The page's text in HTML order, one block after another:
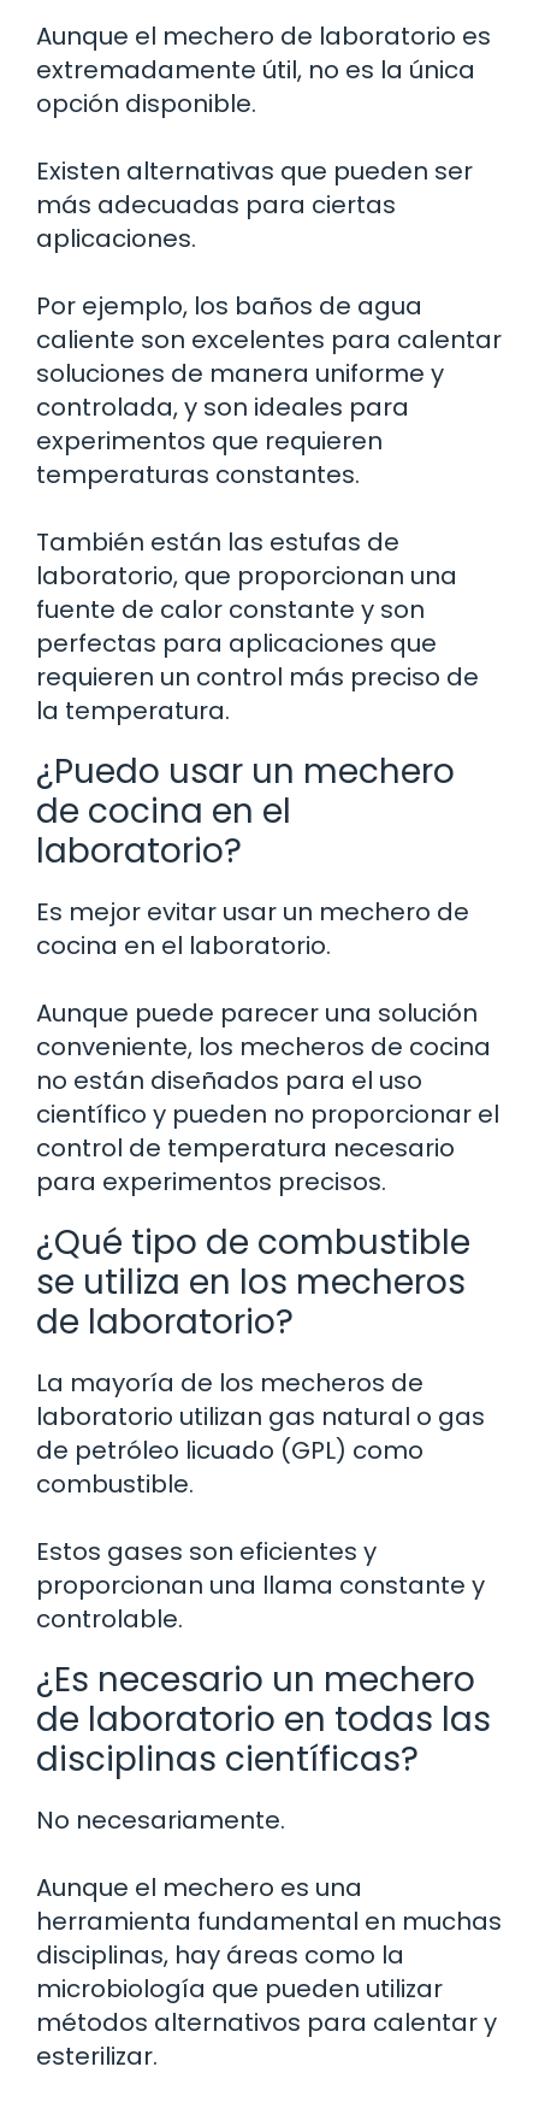
Aunque el mechero de laboratorio es
extremadamente útil, no es la única
opción disponible.
Existen alternativas que pueden ser
más adecuadas para ciertas
aplicaciones.
Por ejemplo, los baños de agua
caliente son excelentes para calentar
soluciones de manera uniforme y
controlada, y son ideales para
experimentos que requieren
temperaturas constantes.
También están las estufas de
laboratorio, que proporcionan una
fuente de calor constante y son
perfectas para aplicaciones que
requieren un control más preciso de
la temperatura.
¿Puedo usar un mechero
de cocina en el
laboratorio?
Es mejor evitar usar un mechero de
cocina en el laboratorio.
Aunque puede parecer una solución
conveniente, los mecheros de cocina
no están diseñados para el uso
científico y pueden no proporcionar el
control de temperatura necesario
para experimentos precisos.
¿Qué tipo de combustible
se utiliza en los mecheros
de laboratorio?
La mayoría de los mecheros de
laboratorio utilizan gas natural o gas
de petróleo licuado (GPL) como
combustible.
Estos gases son eficientes y
proporcionan una llama constante y
controlable.
¿Es necesario un mechero
de laboratorio en todas las
disciplinas científicas?
No necesariamente.
Aunque el mechero es una
herramienta fundamental en muchas
disciplinas, hay áreas como la
microbiología que pueden utilizar
métodos alternativos para calentar y
esterilizar.